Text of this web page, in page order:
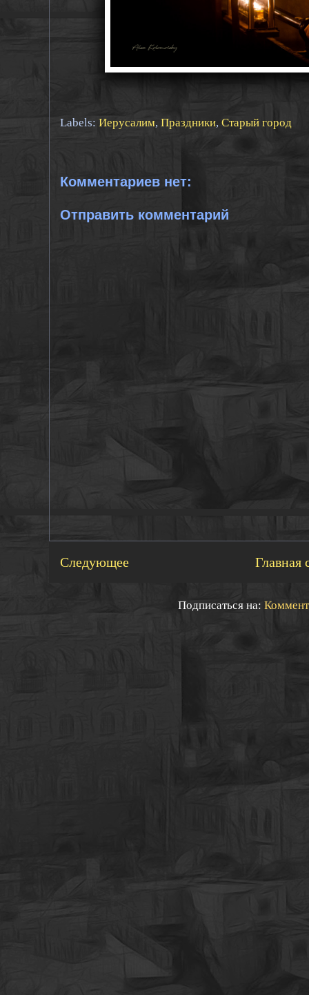
Labels: Иерусалим, Праздники, Старый город
Комментариев нет:
Отправить комментарий
Следующее Главная
Подписаться на: